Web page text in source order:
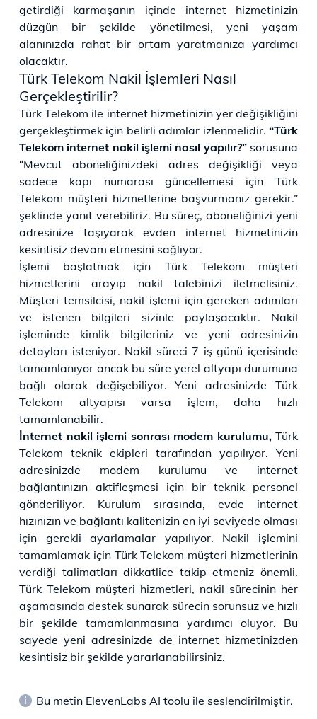
getirdiği karmaşanın içinde internet hizmetinizin
düzgün bir şekilde yönetilmesi, yeni yaşam
alanınızda rahat bir ortam yaratmanıza yardımcı
olacaktır.
Türk Telekom Nakil İşlemleri Nasıl
Gerçekleştirilir?
Türk Telekom ile internet hizmetinizin yer değişikliğini
gerçekleştirmek için belirli adımlar izlenmelidir. “Türk
Telekom internet nakil işlemi nasıl yapılır?” sorusuna
“Mevcut aboneliğinizdeki adres değişikliği veya
sadece kapı numarası güncellemesi için Türk
Telekom müşteri hizmetlerine başvurmanız gerekir.”
şeklinde yanıt verebiliriz. Bu süreç, aboneliğinizi yeni
adresinize taşıyarak evden internet hizmetinizin
kesintisiz devam etmesini sağlıyor.
İşlemi başlatmak için Türk Telekom müşteri
hizmetlerini arayıp nakil talebinizi iletmelisiniz.
Müşteri temsilcisi, nakil işlemi için gereken adımları
ve istenen bilgileri sizinle paylaşacaktır. Nakil
işleminde kimlik bilgileriniz ve yeni adresinizin
detayları isteniyor. Nakil süreci 7 iş günü içerisinde
tamamlanıyor ancak bu süre yerel altyapı durumuna
bağlı olarak değişebiliyor. Yeni adresinizde Türk
Telekom altyapısı varsa işlem, daha hızlı
tamamlanabilir.
İnternet nakil işlemi sonrası modem kurulumu, Türk
Telekom teknik ekipleri tarafından yapılıyor. Yeni
adresinizde modem kurulumu ve internet
bağlantınızın aktifleşmesi için bir teknik personel
gönderiliyor. Kurulum sırasında, evde internet
hızınızın ve bağlantı kalitenizin en iyi seviyede olması
için gerekli ayarlamalar yapılıyor. Nakil işlemini
tamamlamak için Türk Telekom müşteri hizmetlerinin
verdiği talimatları dikkatlice takip etmeniz önemli.
Türk Telekom müşteri hizmetleri, nakil sürecinin her
aşamasında destek sunarak sürecin sorunsuz ve hızlı
bir şekilde tamamlanmasına yardımcı oluyor. Bu
sayede yeni adresinizde de internet hizmetinizden
kesintisiz bir şekilde yararlanabilirsiniz.
Bu metin ElevenLabs AI toolu ile seslendirilmiştir.